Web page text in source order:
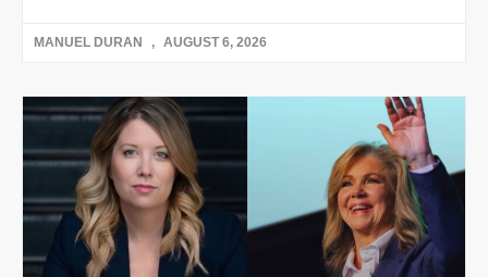
MANUEL DURAN AUGUST 6, 2026